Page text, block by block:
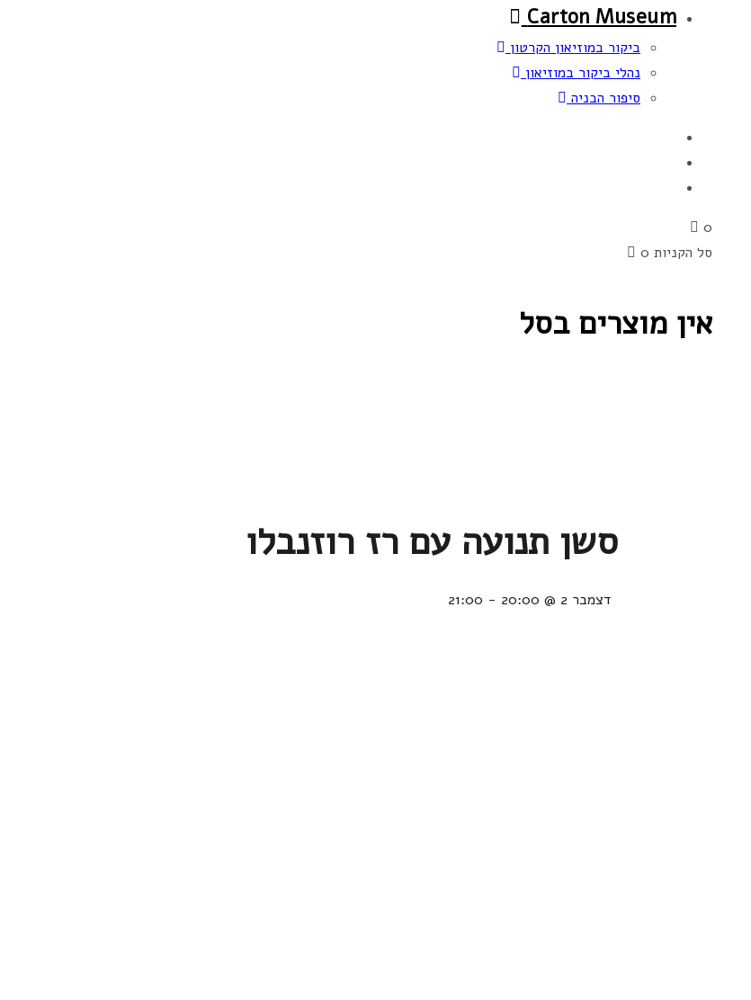
Carton Museum
ביקור במוזיאון הקרטון
נהלי ביקור במוזיאון
סיפור הבניה
0
סל הקניות 0
אין מוצרים בסל
סשן תנועה עם רז רוזנבלו
דצמבר 2 @ 20:00 -
21:00